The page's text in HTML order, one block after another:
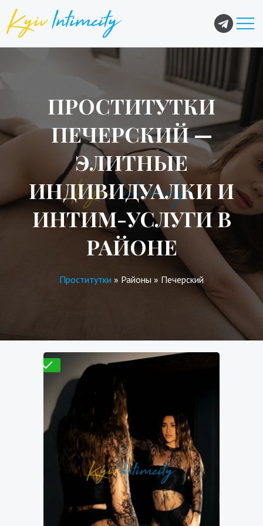
ПРОСТИТУТКИ
ПЕЧЕРСКИЙ —
ЭЛИТНЫЕ
ИНДИВИДУАЛКИ И
ИНТИМ-УСЛУГИ В
РАЙОНЕ
Проститутки » Районы » Печерский